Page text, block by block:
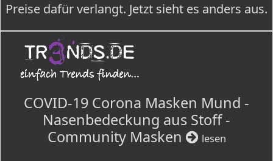
Preise dafür verlangt. Jetzt sieht es anders aus.
COVID-19 Corona Masken Mund -
Nasenbedeckung aus Stoff -
Community Masken
lesen